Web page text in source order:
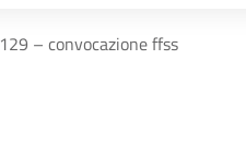
– convocazione ffss